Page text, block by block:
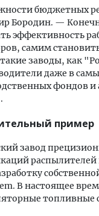
бюджетных
Бородин. —
эффективность
самим
заводы, как
даже в
фондов
пример
завод
распылителей
В настоящее
топливные